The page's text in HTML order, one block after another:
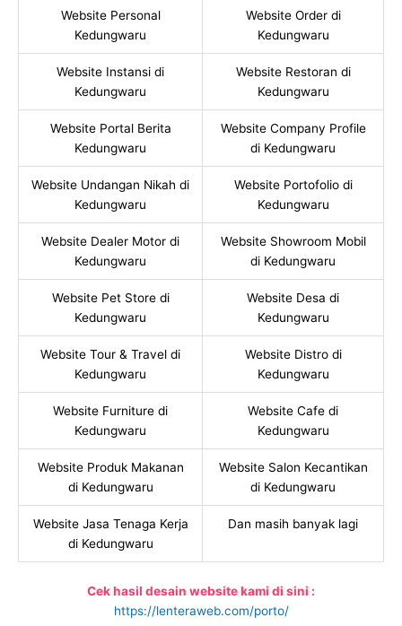
Website Personal
Kedungwaru
Website Order di
Kedungwaru
Website Instansi di
Kedungwaru
Website Restoran di
Kedungwaru
Website Portal Berita
Kedungwaru
Website Company Profile
di Kedungwaru
Website Undangan Nikah di
Kedungwaru
Website Portofolio di
Kedungwaru
Website Dealer Motor di
Kedungwaru
Website Showroom Mobil
di Kedungwaru
Website Pet Store di
Kedungwaru
Website Desa di
Kedungwaru
Website Tour & Travel di
Kedungwaru
Website Distro di
Kedungwaru
Website Furniture di
Kedungwaru
Website Cafe di
Kedungwaru
Website Produk Makanan
di Kedungwaru
Website Salon Kecantikan
di Kedungwaru
Website Jasa Tenaga Kerja
di Kedungwaru
Dan masih banyak lagi
Cek hasil desain website kami di sini :
https://lenteraweb.com/porto/